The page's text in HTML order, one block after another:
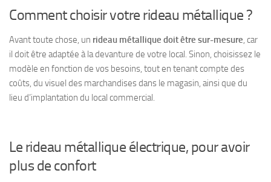
Comment choisir votre rideau métallique ?
Avant toute chose, un rideau métallique doit être sur-mesure, car
il doit être adaptée à la devanture de votre local. Sinon, choisissez le
modèle en fonction de vos besoins, tout en tenant compte des
coûts, du visuel des marchandises dans le magasin, ainsi que du
lieu d’implantation du local commercial.
Le rideau métallique électrique, pour avoir
plus de confort